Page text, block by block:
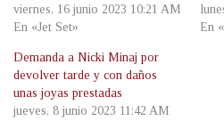
viernes, 16 junio 2023 10:21 AM
En «Jet Set»
En
Demanda a Nicki Minaj por
devolver tarde y con daños
unas joyas prestadas
jueves, 8 junio 2023 11:42 AM